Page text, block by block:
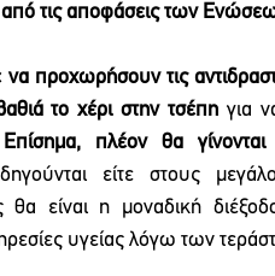
τις αποφάσεις των
προχωρήσουν τις
το χέρι στην τσέπη για
Επίσημα, πλέον θα
είτε στους
θα είναι η μοναδική
υγείας λόγω των